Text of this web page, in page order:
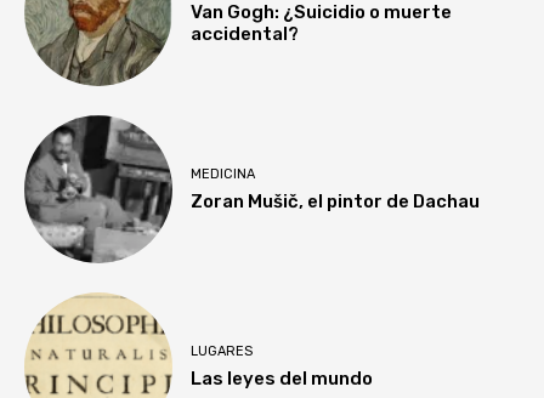
Van Gogh: ¿Suicidio o muerte
accidental?
MEDICINA
Zoran Mušič, el pintor de Dachau
LUGARES
Las leyes del mundo